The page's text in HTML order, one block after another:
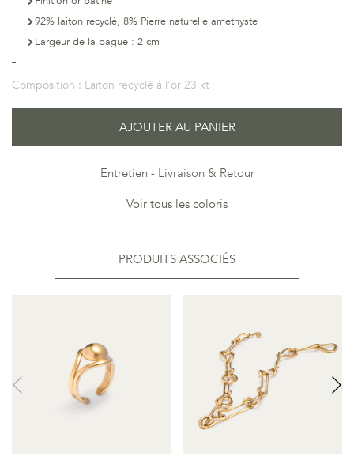
92% laiton recyclé, 8% Pierre naturelle améthyste
Largeur de la bague : 2 cm
Composition : Laiton recyclé à l'or 23 kt
AJOUTER AU PANIER
Entretien
Livraison & Retour
Voir tous les coloris
PRODUITS ASSOCIÉS